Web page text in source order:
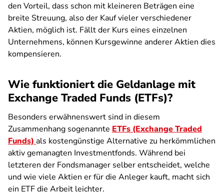
den Vorteil, dass schon mit kleineren Beträgen eine
breite Streuung, also der Kauf vieler verschiedener
Aktien, möglich ist. Fällt der Kurs eines einzelnen
Unternehmens, können Kursgewinne anderer Aktien dies
kompensieren.
Wie funktioniert die Geldanlage mit
Exchange Traded Funds (ETFs)?
Besonders erwähnenswert sind in diesem
Zusammenhang sogenannte ETFs (Exchange Traded
Funds) als kostengünstige Alternative zu herkömmlichen
aktiv gemanagten Investmentfonds. Während bei
letzteren der Fondsmanager selber entscheidet, welche
und wie viele Aktien er für die Anleger kauft, macht sich
ein ETF die Arbeit leichter.